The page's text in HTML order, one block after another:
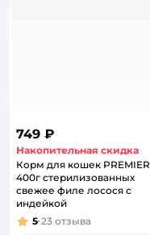
749 ₽
Накопительная скидка
Корм для кошек PREMIER
400г стерилизованных
свежее филе лосося с
индейкой
Рейтинг:
5 23 отзыва